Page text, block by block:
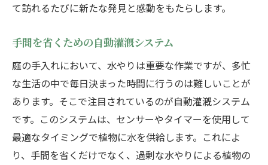
て訪れるたびに新たな発見と感動をもたらします。
手間を省くための自動灌漑システム
庭の手入れにおいて、水やりは重要な作業ですが、多忙
な生活の中で毎日決まった時間に行うのは難しいことが
あります。そこで注目されているのが自動灌漑システム
です。このシステムは、センサーやタイマーを使用して
最適なタイミングで植物に水を供給します。これによ
り、手間を省くだけでなく、過剰な水やりによる植物の